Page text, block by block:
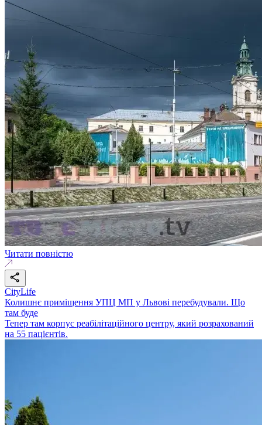
Читати повністю
CityLife
Колишнє приміщення УПЦ МП у Львові перебудували. Що
там буде
Тепер там корпус реабілітаційного центру, який розрахований
на 55 пацієнтів.